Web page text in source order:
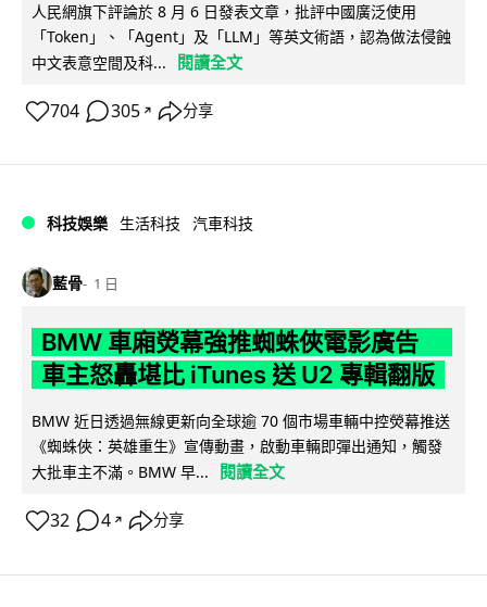
人民網旗下評論於 8 月 6 日發表文章，批評中國廣泛使用
「Token」、「Agent」及「LLM」等英文術語，認為做法侵蝕
中文表意空間及科...
閱讀全文
704 305 ↗ 分享
科技娛樂 生活科技 汽車科技
藍骨 1 日
BMW 車廂熒幕強推蜘蛛俠電影廣告
車主怒轟堪比 iTunes 送 U2 專輯翻版
BMW 近日透過無線更新向全球逾 70 個市場車輛中控熒幕推送
《蜘蛛俠：英雄重生》宣傳動畫，啟動車輛即彈出通知，觸發
大批車主不滿。BMW 早...
閱讀全文
32 4 ↗ 分享